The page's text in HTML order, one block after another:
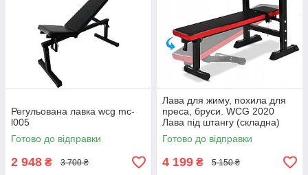
Регульована лавка wcg mc-
l005
Готово до відправки
2 948 ₴ 3 700 ₴
Лава для жиму, похила для
преса, бруси. WCG 2020
Лава під штангу (складна)
Готово до відправки
4 199 ₴ 5 150 ₴